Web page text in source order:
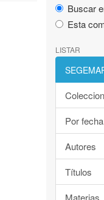
Buscar
Esta
LISTAR
Por
Autores
Títulos
Materias